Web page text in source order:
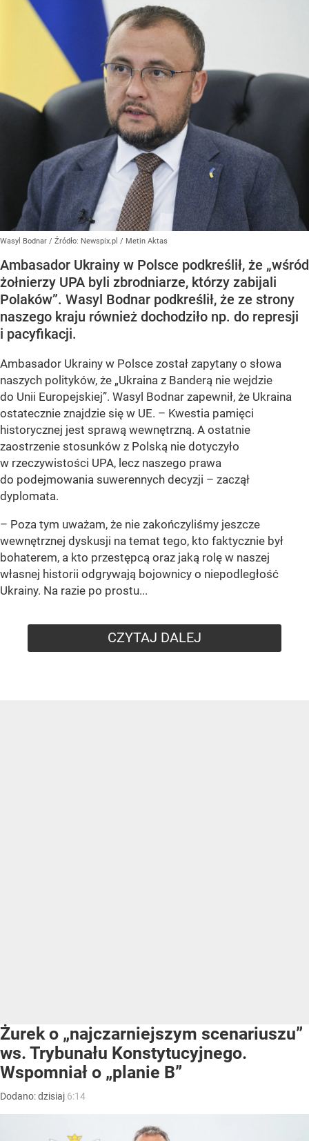
Wasyl Bodnar / Źródło: Newspix.pl / Metin Aktas
Ambasador Ukrainy w Polsce podkreślił, że „wśród
żołnierzy UPA byli zbrodniarze, którzy zabijali
Polaków”. Wasyl Bodnar podkreślił, że ze strony
naszego kraju również dochodziło np. do represji
i pacyfikacji.
Ambasador Ukrainy w Polsce został zapytany o słowa
naszych polityków, że „Ukraina z Banderą nie wejdzie
do Unii Europejskiej”. Wasyl Bodnar zapewnił, że Ukraina
ostatecznie znajdzie się w UE. – Kwestia pamięci
historycznej jest sprawą wewnętrzną. A ostatnie
zaostrzenie stosunków z Polską nie dotyczyło
w rzeczywistości UPA, lecz naszego prawa
do podejmowania suwerennych decyzji – zaczął
dyplomata.
– Poza tym uważam, że nie zakończyliśmy jeszcze
wewnętrznej dyskusji na temat tego, kto faktycznie był
bohaterem, a kto przestępcą oraz jaką rolę w naszej
własnej historii odgrywają bojownicy o niepodległość
Ukrainy. Na razie po prostu...
CZYTAJ DALEJ
Żurek o „najczarniejszym scenariuszu”
ws. Trybunału Konstytucyjnego.
Wspomniał o „planie B”
Dodano:dzisiaj 6:14